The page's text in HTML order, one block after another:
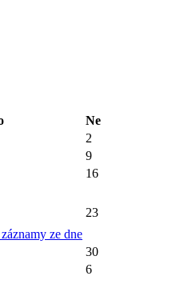
Ne
2
9
16
ze dne
23
30
6